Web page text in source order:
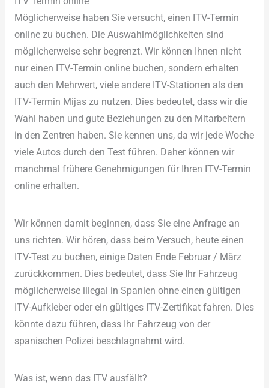
Möglicherweise haben Sie versucht, einen ITV-Termin
online zu buchen. Die Auswahlmöglichkeiten sind
möglicherweise sehr begrenzt. Wir können Ihnen nicht
nur einen ITV-Termin online buchen, sondern erhalten
auch den Mehrwert, viele andere ITV-Stationen als den
ITV-Termin Mijas zu nutzen. Dies bedeutet, dass wir die
Wahl haben und gute Beziehungen zu den Mitarbeitern
in den Zentren haben. Sie kennen uns, da wir jede Woche
viele Autos durch den Test führen. Daher können wir
manchmal frühere Genehmigungen für Ihren ITV-Termin
online erhalten.
Wir können damit beginnen, dass Sie eine Anfrage an
uns richten. Wir hören, dass beim Versuch, heute einen
ITV-Test zu buchen, einige Daten Ende Februar / März
zurückkommen. Dies bedeutet, dass Sie Ihr Fahrzeug
möglicherweise illegal in Spanien ohne einen gültigen
ITV-Aufkleber oder ein gültiges ITV-Zertifikat fahren. Dies
könnte dazu führen, dass Ihr Fahrzeug von der
spanischen Polizei beschlagnahmt wird.
Was ist, wenn das ITV ausfällt?